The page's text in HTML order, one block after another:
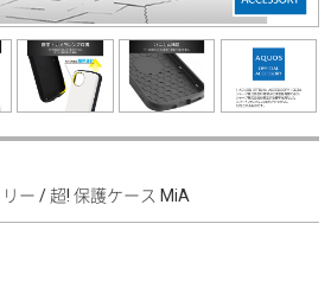
ー / 超! 保護ケース MiA